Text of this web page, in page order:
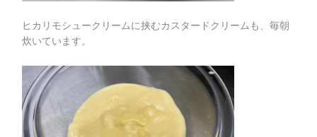
ヒカリモシュークリームに挟むカスタードクリームも、毎朝
炊いています。